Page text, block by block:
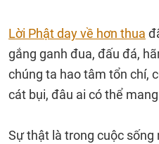
Lời Phật day về hơn thua
gắng ganh đua, đấu đá,
chúng ta hao tâm tổn chí,
cát bụi, đâu ai có thể
Sự thật là trong cuộc sống